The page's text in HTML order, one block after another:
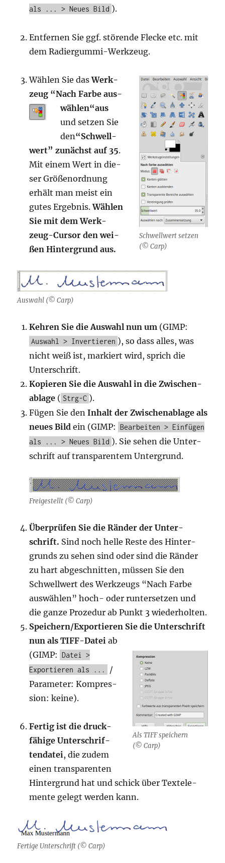
als ... > Neues Bild ).
Ent­fer­nen Sie ggf. stö­ren­de Fle­cke etc. mit
dem Radiergummi-Werkzeug.
Schwell­wert set­zen
(© Carp)
Wäh­len Sie dasWerk­
zeug “Nach Far­be aus­
wäh­len“aus
und set­zen Sie
den“Schwell­
wert” zunächst auf 35.
Mit einem Wert in die­
ser Grö­ßen­ord­nung
erhält man meist ein
gutes Ergeb­nis.Wäh­len
Sie mit dem Werk­
zeug-Cur­sor denwei­
ßen Hin­ter­grund aus.
Aus­wahl (© Carp)
Keh­ren Sie die Aus­wahl nun um (GIMP:
Auswahl > Invertieren ), so dass alles, was
nicht weiß ist, mar­kiert wird, sprich die
Unterschrift.
Kopie­ren Sie die Aus­wahl in die Zwi­schen­
ab­la­ge ( Strg-C ).
Fügen Sie denInhalt der Zwi­schen­ab­la­ge als
neu­es Bild ein (GIMP:
Bearbeiten > Einfügen
als ... > Neues Bild ). Sie sehen die Unter­
schrift auf trans­pa­ren­tem Untergrund.
Frei­ge­stellt (© Carp)
Über­prü­fen Sie die Rän­der der Unter­
schrift. Sind noch hel­le Res­te des Hin­ter­
grunds zu sehen sind oder sind die Rän­der
zu hart abge­schnit­ten, müs­sen Sie den
Schwell­wert des Werk­zeugs “Nach Far­be
aus­wäh­len” hoch- oder run­ter­set­zen und
die gan­ze Pro­ze­dur ab Punkt 3 wiederholten.
Speichern/Exportieren Sie die Unter­schrift
nun als TIFF-Datei ab
Als TIFF spei­chern
(© Carp)
(GIMP:
Datei >
Exportieren als ...
/
Para­me­ter: Kom­pres­
si­on: keine).
Fer­tig ist die druck­
fä­hi­ge Unter­schrif­
ten­da­tei, die zudem
einen trans­pa­ren­ten
Hin­ter­grund hat und schick über Text­ele­
men­te gelegt wer­den kann.
Fer­ti­ge Unter­schrift (© Carp)